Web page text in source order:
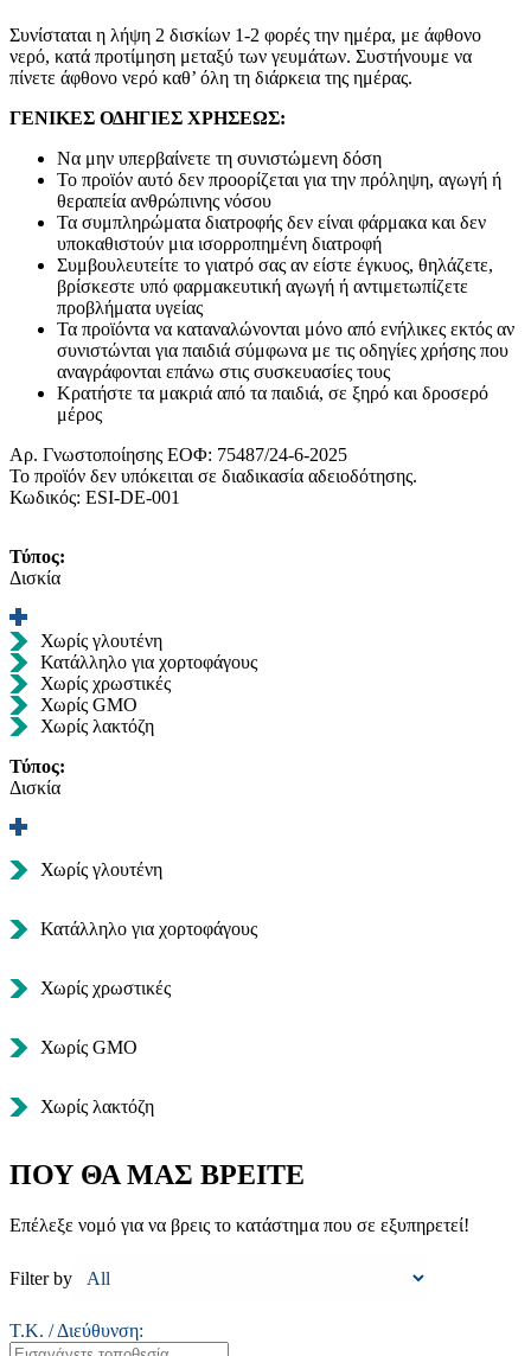
Συνίσταται η λήψη 2 δισκίων 1-2 φορές την ημέρα, με άφθονο
νερό, κατά προτίμηση μεταξύ των γευμάτων. Συστήνουμε να
πίνετε άφθονο νερό καθ’ όλη τη διάρκεια της ημέρας.
ΓΕΝΙΚΕΣ ΟΔΗΓΙΕΣ ΧΡΗΣΕΩΣ:
Να μην υπερβαίνετε τη συνιστώμενη δόση
Το προϊόν αυτό δεν προορίζεται για την πρόληψη, αγωγή ή
θεραπεία ανθρώπινης νόσου
Τα συμπληρώματα διατροφής δεν είναι φάρμακα και δεν
υποκαθιστούν μια ισορροπημένη διατροφή
Συμβουλευτείτε το γιατρό σας αν είστε έγκυος, θηλάζετε,
βρίσκεστε υπό φαρμακευτική αγωγή ή αντιμετωπίζετε
προβλήματα υγείας
Τα προϊόντα να καταναλώνονται μόνο από ενήλικες εκτός αν
συνιστώνται για παιδιά σύμφωνα με τις οδηγίες χρήσης που
αναγράφονται επάνω στις συσκευασίες τους
Κρατήστε τα μακριά από τα παιδιά, σε ξηρό και δροσερό
μέρος
Αρ. Γνωστοποίησης ΕΟΦ: 75487/24-6-2025
Το προϊόν δεν υπόκειται σε διαδικασία αδειοδότησης.
Κωδικός: ESI-DE-001
Τύπος:
Δισκία
Χωρίς γλουτένη
Κατάλληλο για χορτοφάγους
Χωρίς χρωστικές
Χωρίς GMO
Χωρίς λακτόζη
Τύπος:
Δισκία
Χωρίς γλουτένη
Κατάλληλο για χορτοφάγους
Χωρίς χρωστικές
Χωρίς GMO
Χωρίς λακτόζη
ΠΟΥ ΘΑ ΜΑΣ ΒΡΕΙΤΕ
Επέλεξε νομό για να βρεις το κατάστημα που σε εξυπηρετεί!
Filter by
Τ.Κ. / Διεύθυνση: